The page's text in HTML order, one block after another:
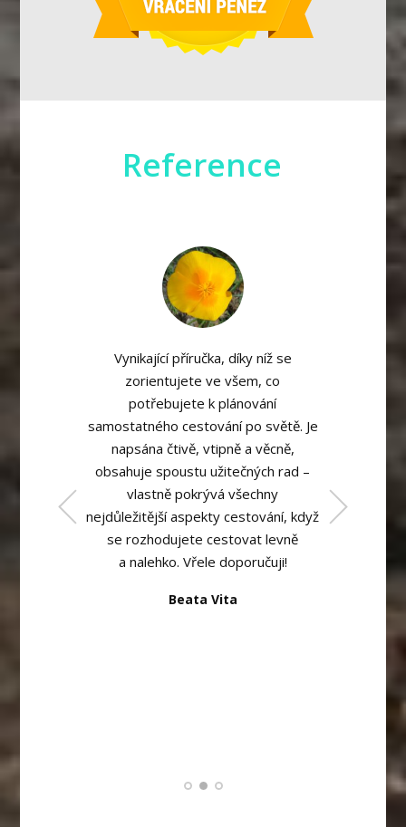
Reference
Vynikající příručka, díky níž se
zorientujete ve všem, co
potřebujete k plánování
samostatného cestování po světě. Je
napsána čtivě, vtipně a věcně,
obsahuje spoustu užitečných rad –
vlastně pokrývá všechny
nejdůležitější aspekty cestování, když
se rozhodujete cestovat levně
a nalehko. Vřele doporučuji!
Beata Vita